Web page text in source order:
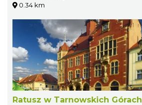
0.34 km
Ratusz w Tarnowskich Górach